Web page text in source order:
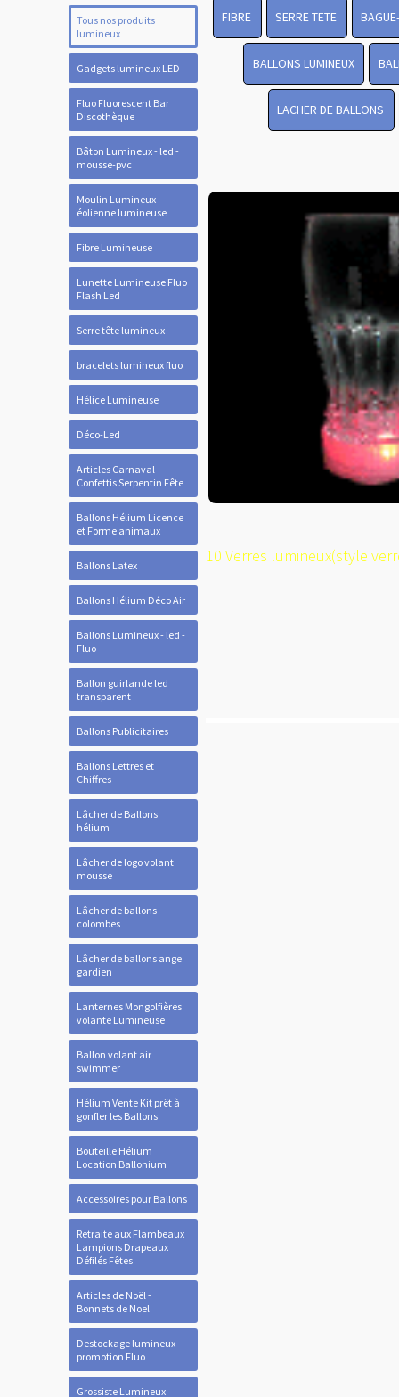
Tous nos produits
lumineux
Gadgets lumineux LED
Fluo Fluorescent Bar
Discothèque
Bâton Lumineux - led -
mousse-pvc
Moulin Lumineux -
éolienne lumineuse
Fibre Lumineuse
Lunette Lumineuse Fluo
Flash Led
Serre tête lumineux
bracelets lumineux fluo
Hélice Lumineuse
Déco-Led
Articles Carnaval
Confettis Serpentin Fête
Ballons Hélium Licence
et Forme animaux
Ballons Latex
Ballons Hélium Déco Air
Ballons Lumineux - led -
Fluo
Ballon guirlande led
transparent
Ballons Publicitaires
Ballons Lettres et
Chiffres
Lâcher de Ballons
hélium
Lâcher de logo volant
mousse
Lâcher de ballons
colombes
Lâcher de ballons ange
gardien
Lanternes Mongolfières
volante Lumineuse
Ballon volant air
swimmer
Hélium Vente Kit prêt à
gonfler les Ballons
Bouteille Hélium
Location Ballonium
Accessoires pour Ballons
Retraite aux Flambeaux
Lampions Drapeaux
Défilés Fêtes
Articles de Noël -
Bonnets de Noel
Destockage lumineux-
promotion Fluo
Grossiste Lumineux
FIBRE SERRE TETE
BALLONS LUMINEUX
LACHER DE BALLONS
10 Verres lumineux(style